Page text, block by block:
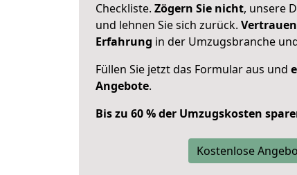
Checkliste. Zögern Sie nicht, unsere
und lehnen Sie sich zurück.
Erfahrung in der Umzugsbranche
Füllen Sie jetzt das Formular aus und
Angebote.
Bis zu 60 % der Umzugskosten
Kostenlose